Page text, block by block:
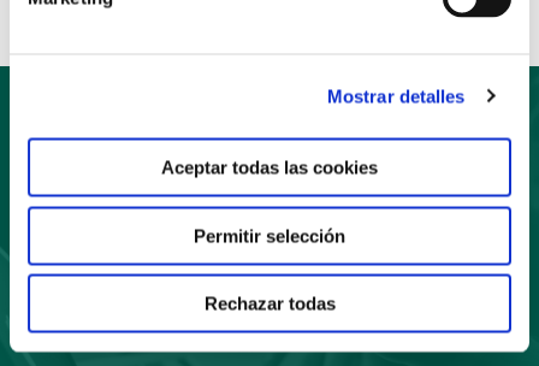
Mostrar detalles
Aceptar todas las cookies
Permitir selección
Rechazar todas
Suscríbete
a nuestro boletín